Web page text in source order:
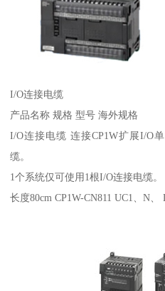
I/O连接电缆
产品名称 规格 型号 海外规格
I/O连接电缆 连接CP1W扩展I/O
缆。
1个系统仅可使用1根I/O连接电缆。
长度80cm CP1W-CN811 UC1、N、